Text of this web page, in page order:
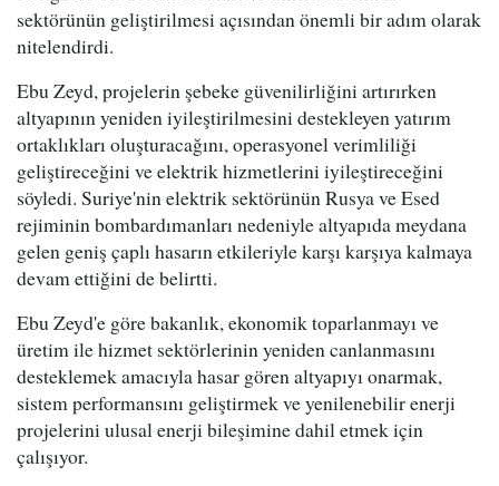
sektörünün geliştirilmesi açısından önemli bir adım olarak
nitelendirdi.
Ebu Zeyd, projelerin şebeke güvenilirliğini artırırken
altyapının yeniden iyileştirilmesini destekleyen yatırım
ortaklıkları oluşturacağını, operasyonel verimliliği
geliştireceğini ve elektrik hizmetlerini iyileştireceğini
söyledi. Suriye'nin elektrik sektörünün Rusya ve Esed
rejiminin bombardımanları nedeniyle altyapıda meydana
gelen geniş çaplı hasarın etkileriyle karşı karşıya kalmaya
devam ettiğini de belirtti.
Ebu Zeyd'e göre bakanlık, ekonomik toparlanmayı ve
üretim ile hizmet sektörlerinin yeniden canlanmasını
desteklemek amacıyla hasar gören altyapıyı onarmak,
sistem performansını geliştirmek ve yenilenebilir enerji
projelerini ulusal enerji bileşimine dahil etmek için
çalışıyor.